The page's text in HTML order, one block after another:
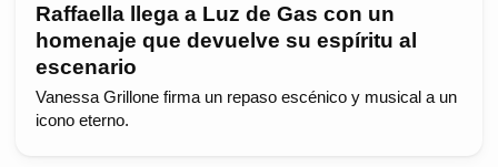
Raffaella llega a Luz de Gas con un
homenaje que devuelve su espíritu al
escenario
Vanessa Grillone firma un repaso escénico y musical a un
icono eterno.